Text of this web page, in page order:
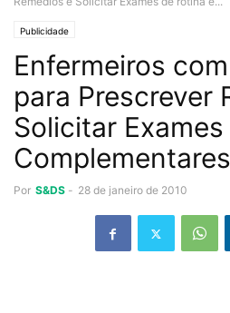
Publicidade
Enfermeiros
para Prescrever
Solicitar
Por S&DS - 28 de janeiro de 2010